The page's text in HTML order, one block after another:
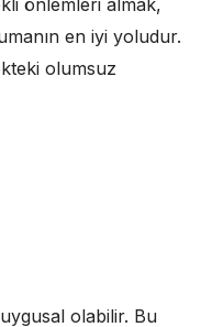
en iyi yoludur.
olumsuz
olabilir. Bu